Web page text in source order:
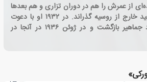
از عمرش را هم در دوران تزاری و هم بعدها
در دروان شوروی، در تبعید خارج از روسیه گذراند. در ۱۹۳۲ او با دعوت
شخص استالین به اتحاد جماهیر بازگشت و در ژوئن ۱۹۳۶ در آنجا در